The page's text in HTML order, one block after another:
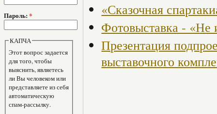
Пароль: *
КАПЧА
Этот вопрос задается
для того, чтобы
выяснить, являетесь
ли Вы человеком или
представляете из себя
автоматическую
спам-рассылку.
«Сказочная
Фотовыставка - «Не
Презентация
выставочного